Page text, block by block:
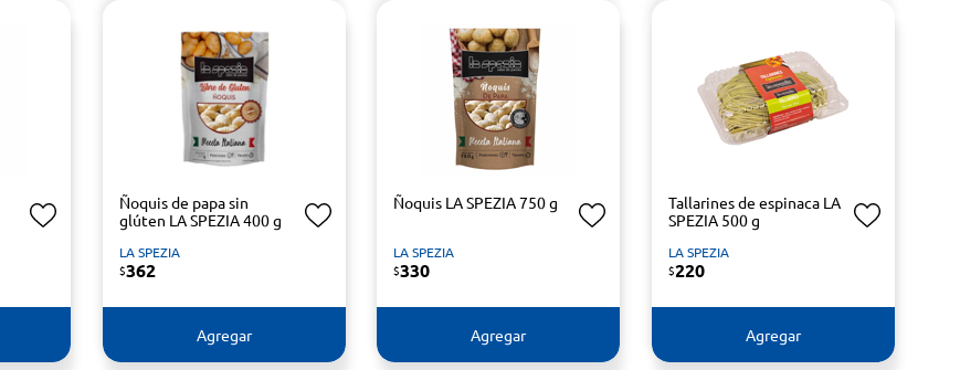
Ñoquis de papa sin
glúten LA SPEZIA 400 g
LA SPEZIA
$362
Agregar
Ñoquis LA SPEZIA 750 g
LA SPEZIA
$330
Agregar
Tallarines de espinaca LA
SPEZIA 500 g
LA SPEZIA
$220
Agregar